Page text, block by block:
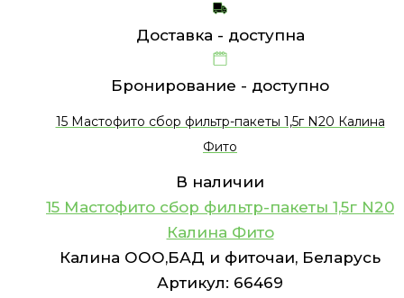
Доставка - доступна
Бронирование - доступно
15 Мастофито сбор фильтр-пакеты 1,5г N20 Калина
Фито
В наличии
15 Мастофито сбор фильтр-пакеты 1,5г N20
Калина Фито
Калина ООО,БАД и фиточаи, Беларусь
Артикул: 66469